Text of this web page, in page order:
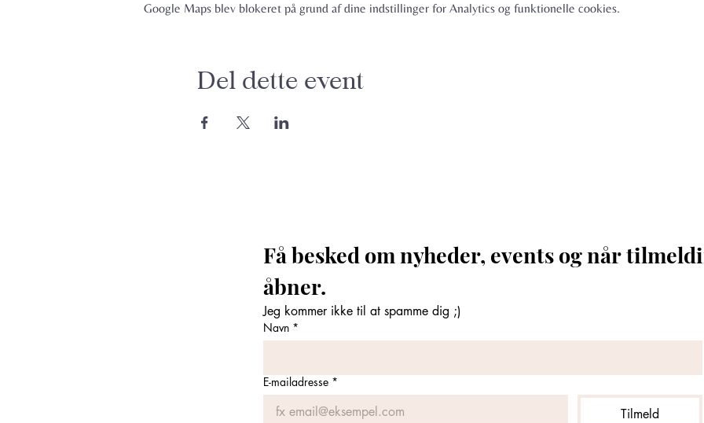
Google Maps blev blokeret på grund af dine indstillinger for Analytics og funktionelle cookies.
Del dette event
Få besked om nyheder, events og når
Jeg kommer ikke til at spamme dig ;)
Navn *
E-mailadresse *
Tilmeld